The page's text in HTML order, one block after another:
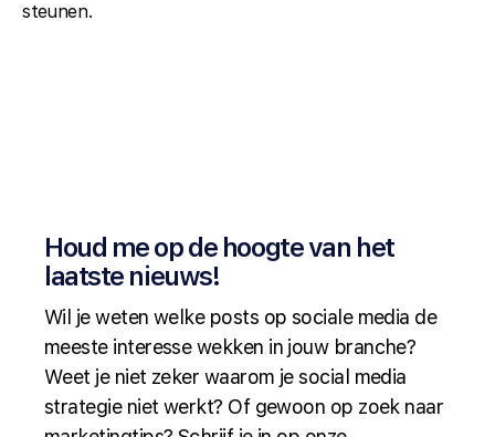
steunen.
Houd me op de hoogte van het
laatste nieuws!
Wil je weten welke posts op sociale media de
meeste interesse wekken in jouw branche?
Weet je niet zeker waarom je social media
strategie niet werkt? Of gewoon op zoek naar